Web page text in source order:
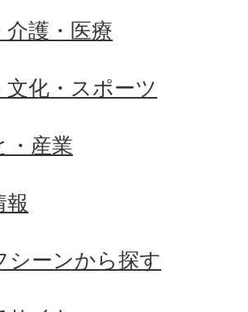
介護・医療
文化・スポーツ
・産業
報
シーンから探す